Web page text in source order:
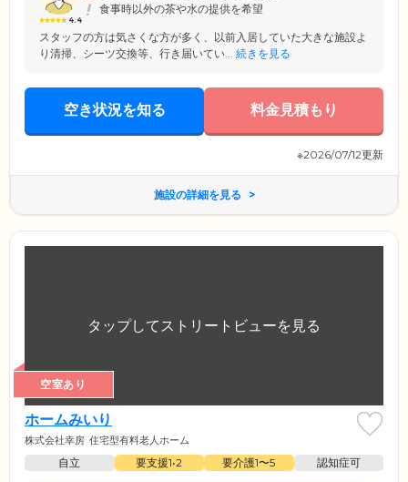
4.4
食事時以外の茶や水の提供を希望
スタッフの方は気さくな方が多く、以前入居していた大きな施設よ
り清掃、シーツ交換等、行き届いてい... 続きを見る
空き状況を知る 料金見積もり
※2026/07/12更新
施設の詳細を見る
空室あり
ホームみいり
株式会社幸房 住宅型有料老人ホーム
自立 要支援1•2 要介護1〜5
認知症可